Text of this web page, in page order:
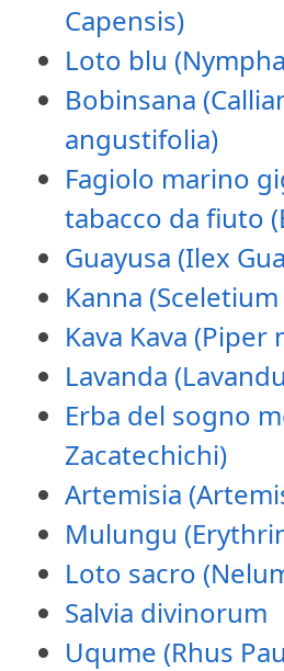
Capensis)
Loto blu
Bobinsana
angustifolia)
Fagiolo marino
tabacco da fiuto
Guayusa (Ilex
Kanna
Kava Kava
Lavanda
Erba del sogno
Zacatechichi)
Artemisia
Mulungu
Loto sacro
Salvia divinorum
Uqume (Rhus